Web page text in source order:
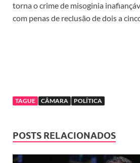
torna o crime de misoginia
com penas de reclusãode dois a
TAGUE CÂMARA POLÍTICA
POSTS RELACIONADOS